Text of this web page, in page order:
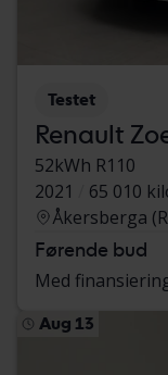
Testet
Renault
52kWh R110
2021
65 010
Åkersberga
Førende bud
Med
Aug 13